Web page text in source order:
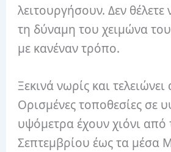
λειτουργήσουν. Δεν
τη δύναμη του χειμώνα
με κανέναν τρόπο.
Ξεκινά νωρίς και
Ορισμένες τοποθεσίες σε
υψόμετρα έχουν χιόνι από
Σεπτεμβρίου έως τα μέσα